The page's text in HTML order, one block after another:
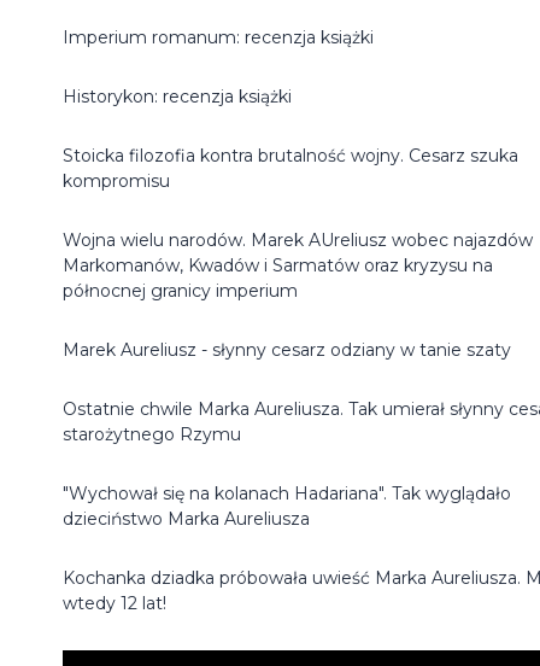
Imperium romanum: recenzja książki
Historykon: recenzja książki
Stoicka filozofia kontra brutalność wojny. Cesarz szuka
kompromisu
Wojna wielu narodów. Marek AUreliusz wobec najazdów
Markomanów, Kwadów i Sarmatów oraz kryzysu na
północnej granicy imperium
Marek Aureliusz - słynny cesarz odziany w tanie szaty
Ostatnie chwile Marka Aureliusza. Tak umierał słynny
starożytnego Rzymu
"Wychował się na kolanach Hadariana". Tak wyglądało
dzieciństwo Marka Aureliusza
Kochanka dziadka próbowała uwieść Marka Aureliusza.
wtedy 12 lat!